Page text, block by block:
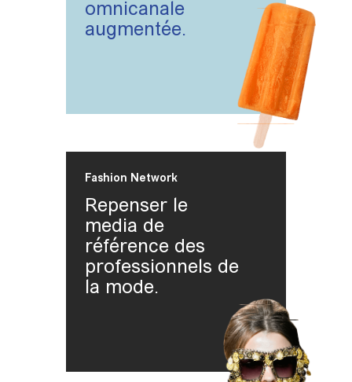
omnicanale
augmentée.
Fashion Network
Repenser le
media de
référence des
professionnels de
la mode.